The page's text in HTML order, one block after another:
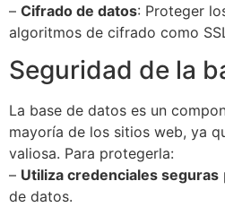
– Cifrado de datos: Proteger
algoritmos de cifrado como
Seguridad de la
La base de datos es un
mayoría de los sitios web, ya
valiosa. Para protegerla:
– Utiliza credenciales seguras
de datos.